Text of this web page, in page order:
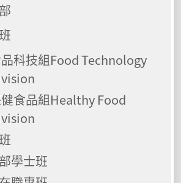
科技組Food Technology
食品組Healthy Food
學士班